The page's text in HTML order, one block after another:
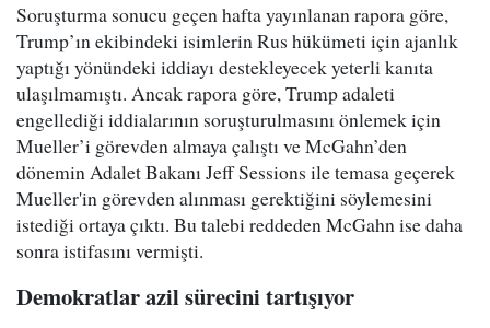
Soruşturma sonucu geçen hafta yayınlanan rapora göre,
Trump’ın ekibindeki isimlerin Rus hükümeti için ajanlık
yaptığı yönündeki iddiayı destekleyecek yeterli kanıta
ulaşılmamıştı. Ancak rapora göre, Trump adaleti
engellediği iddialarının soruşturulmasını önlemek için
Mueller’i görevden almaya çalıştı ve McGahn’den
dönemin Adalet Bakanı Jeff Sessions ile temasa geçerek
Mueller'in görevden alınması gerektiğini söylemesini
istediği ortaya çıktı. Bu talebi reddeden McGahn ise daha
sonra istifasını vermişti.
Demokratlar azil sürecini tartışıyor